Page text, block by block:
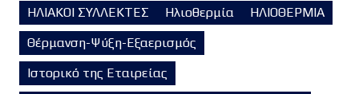
ΗΛΙΑΚΟΙ ΣΥΛΛΕΚΤΕΣ
Ηλιοθερμία
ΗΛΙΟΘΕΡΜΙΑ
Θέρμανση-Ψύξη-Εξαερισμός
Ιστορικό της Εταιρείας